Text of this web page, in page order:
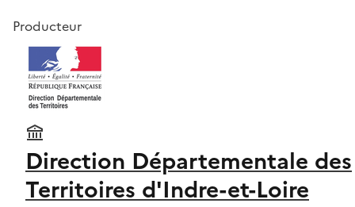
Producteur
Direction Départementale des
Territoires d'Indre-et-Loire